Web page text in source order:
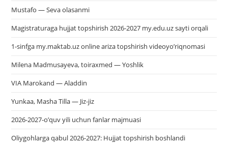
Mustafo — Seva olasanmi
Magistraturaga hujjat topshirish 2026-2027 my.edu.uz sayti orqali
1-sinfga my.maktab.uz online ariza topshirish videoyo’riqnomasi
Milena Madmusayeva, toiraxmed — Yoshlik
VIA Marokand — Aladdin
Yunkaa, Masha Tilla — Jiz-jiz
2026-2027-o’quv yili uchun fanlar majmuasi
Oliygohlarga qabul 2026-2027: Hujjat topshirish boshlandi